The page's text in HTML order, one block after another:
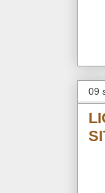
09